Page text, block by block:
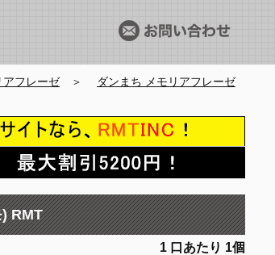
アフレーゼ＞
ダンまち メモリアフレーゼ
RMT
1 口あたり 1個